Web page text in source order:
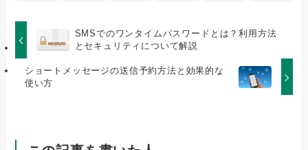
SMSでのワンタイムパスワードとは？利用方法
とセキュリティについて解説
ショートメッセージの送信予約方法と効果的な
使い方